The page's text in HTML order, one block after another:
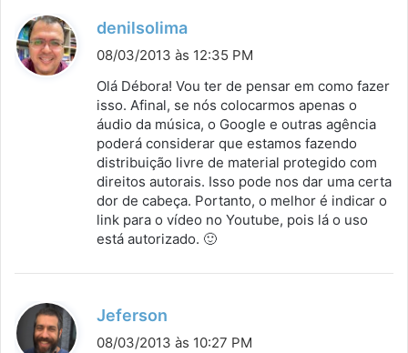
denilsolima
i
s
e
:
08/03/2013 às 12:35 PM
Olá Débora! Vou ter de pensar em como fazer
isso. Afinal, se nós colocarmos apenas o
áudio da música, o Google e outras agência
poderá considerar que estamos fazendo
distribuição livre de material protegido com
direitos autorais. Isso pode nos dar uma certa
dor de cabeça. Portanto, o melhor é indicar o
link para o vídeo no Youtube, pois lá o uso
está autorizado. 🙂
Jeferson
i
08/03/2013 às 10:27 PM